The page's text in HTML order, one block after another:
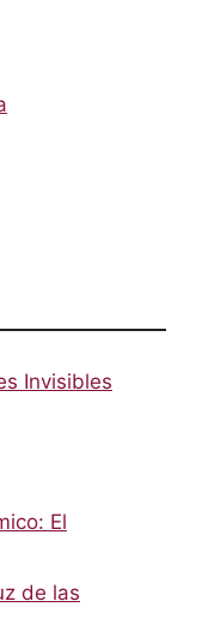
Invisibles
El
de las